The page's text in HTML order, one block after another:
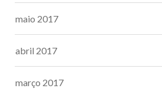
maio 2017
abril 2017
março 2017